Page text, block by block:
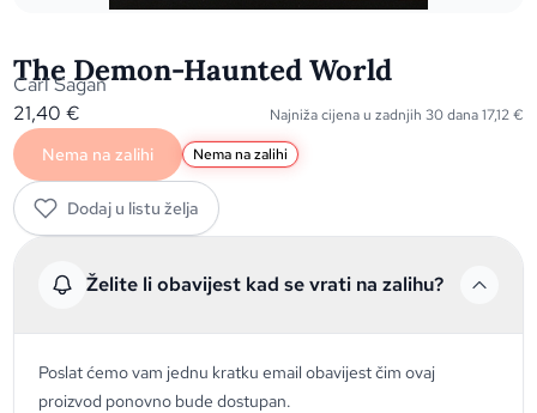
The Demon-Haunted World
Carl Sagan
21,40€ Najniža cijena u zadnjih 30 dana17,12€
Nema na zalihi Nema na zalihi
Dodaj u listu želja
Želite li obavijest kad se vrati na zalihu?
Poslat ćemo vam jednu kratku email obavijest čim ovaj
proizvod ponovno bude dostupan.